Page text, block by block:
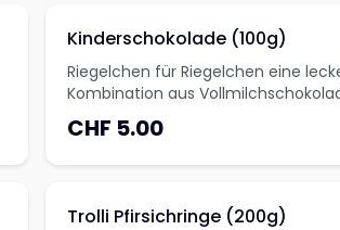
Kinderschokolade (100g)
Riegelchen für Riegelchen eine
Kombination aus
cremiger Milchfüllung.Einzigartiger
und hervorragende Qualität. Dafür
CHF 5.00
Trolli Pfirsichringe (200g)